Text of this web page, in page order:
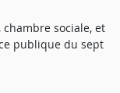
sociale, et
publique du sept